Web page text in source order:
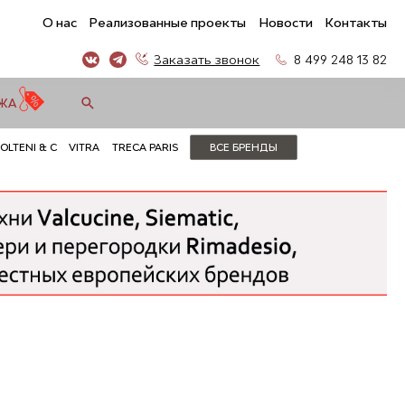
О нас Реализованные проекты Новости Контакты
Заказать звонок 8 499 248 13 82
& C VITRA TRECA PARIS ВСЕ БРЕНДЫ